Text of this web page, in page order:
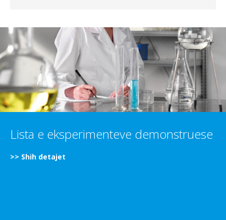
Lista e eksperimenteve demonstruese
>> Shih detajet